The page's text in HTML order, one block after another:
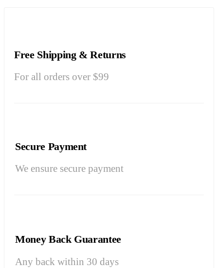
Free Shipping & Returns
For all orders over $99
Secure Payment
We ensure secure payment
Money Back Guarantee
Any back within 30 days